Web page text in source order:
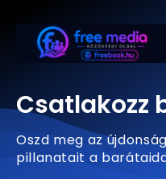
Csatlakozz
Oszd meg az
pillanatait a